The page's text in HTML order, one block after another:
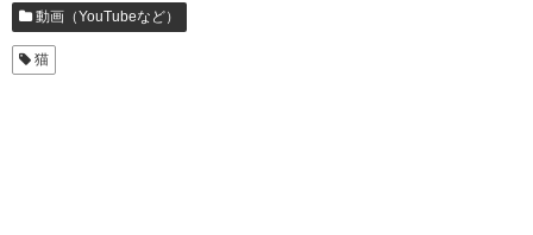
動画（YouTubeなど）
猫